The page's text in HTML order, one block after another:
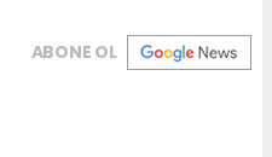
ABONE OL